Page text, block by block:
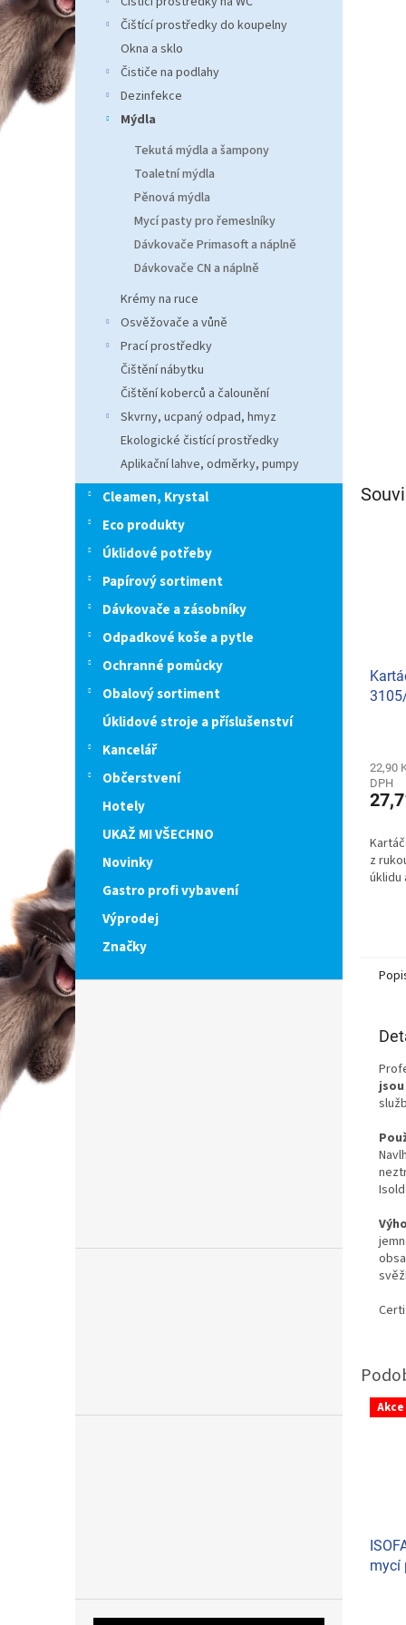
n
e
l
Čištící prostředky do koupelny
Okna a sklo
Čističe na podlahy
Dezinfekce
Mýdla
Tekutá mýdla a šampony
Toaletní mýdla
Pěnová mýdla
Mycí pasty pro řemeslníky
Dávkovače Primasoft a náplně
Dávkovače CN a náplně
Krémy na ruce
Osvěžovače a vůně
Prací prostředky
Čištění nábytku
Čištění koberců a čalounění
Skvrny, ucpaný odpad, hmyz
Ekologické čistící prostředky
Aplikační lahve, odměrky, pumpy
Cleamen, Krystal
Eco produkty
Úklidové potřeby
Papírový sortiment
Dávkovače a zásobníky
Odpadkové koše a pytle
Ochranné pomůcky
Obalový sortiment
Úklidové stroje a příslušenství
Kancelář
Občerstvení
Hotely
UKAŽ MI VŠECHNO
Novinky
Gastro profi vybavení
Výprodej
Značky
22,90
DPH
z
úklidu
Akce
mycí